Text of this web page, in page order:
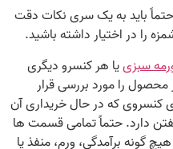
حتماً باید به یک سری نکات دقت
را در اختیار داشته باشید.
سبزییا هر کنسرو دیگری
محصول را مورد بررسی قرار
که در حال خریداری آن
دارد. حتماً تمامی قسمت‌ ها
گونه برآمدگی، ورم، منفذ یا